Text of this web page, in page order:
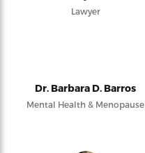
Lawyer
Dr. Barbara D. Barros
Mental Health & Menopause